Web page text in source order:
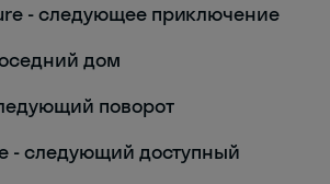
- следующее приключение
дом
поворот
- следующий доступный